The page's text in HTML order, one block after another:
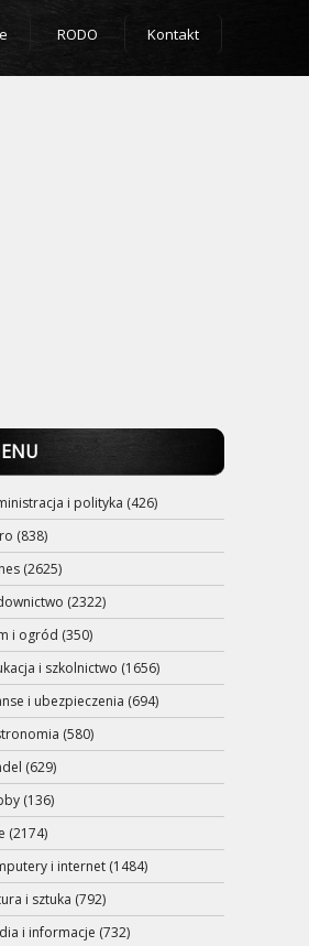
RODO Kontakt
i polityka (426)
(838)
(2625)
(2322)
i ogród (350)
i szkolnictwo (1656)
i ubezpieczenia (694)
(580)
(629)
(136)
(2174)
i internet (1484)
i sztuka (792)
i informacje (732)